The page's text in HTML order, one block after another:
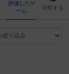
評価したゲ
ーム
比較する